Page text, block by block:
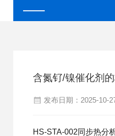
含氮钌/镍催化剂
发布日期：2025-10-
HS-STA-002同步热分